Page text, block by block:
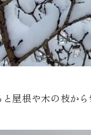
屋根や木の枝から